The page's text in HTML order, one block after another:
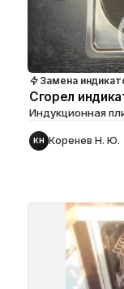
Замена
Сгорел
Индукционная
КН Коренев Н. Ю.